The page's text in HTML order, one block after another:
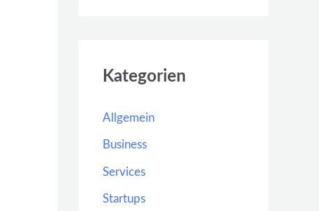
Kategorien
Allgemein
Business
Services
Startups